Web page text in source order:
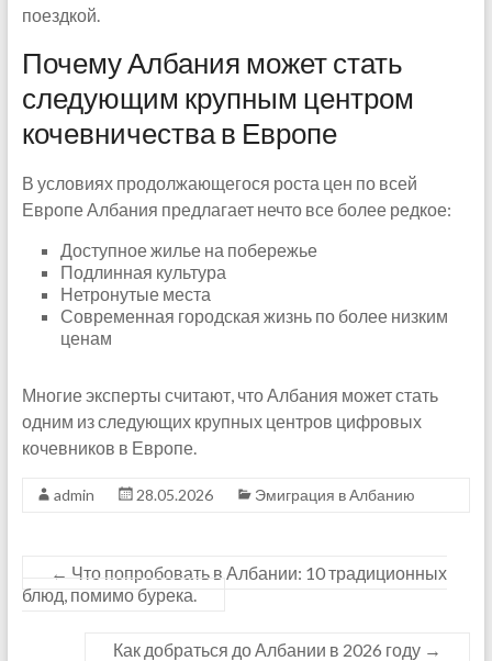
поездкой.
Почему Албания может стать
следующим крупным центром
кочевничества в Европе
В условиях продолжающегося роста цен по всей
Европе Албания предлагает нечто все более редкое:
Доступное жилье на побережье
Подлинная культура
Нетронутые места
Современная городская жизнь по более низким
ценам
Многие эксперты считают, что Албания может стать
одним из следующих крупных центров цифровых
кочевников в Европе.
admin 28.05.2026 Эмиграция в Албанию
← Что попробовать в Албании: 10 традиционных
блюд, помимо бурека.
Как добраться до Албании в 2026 году →